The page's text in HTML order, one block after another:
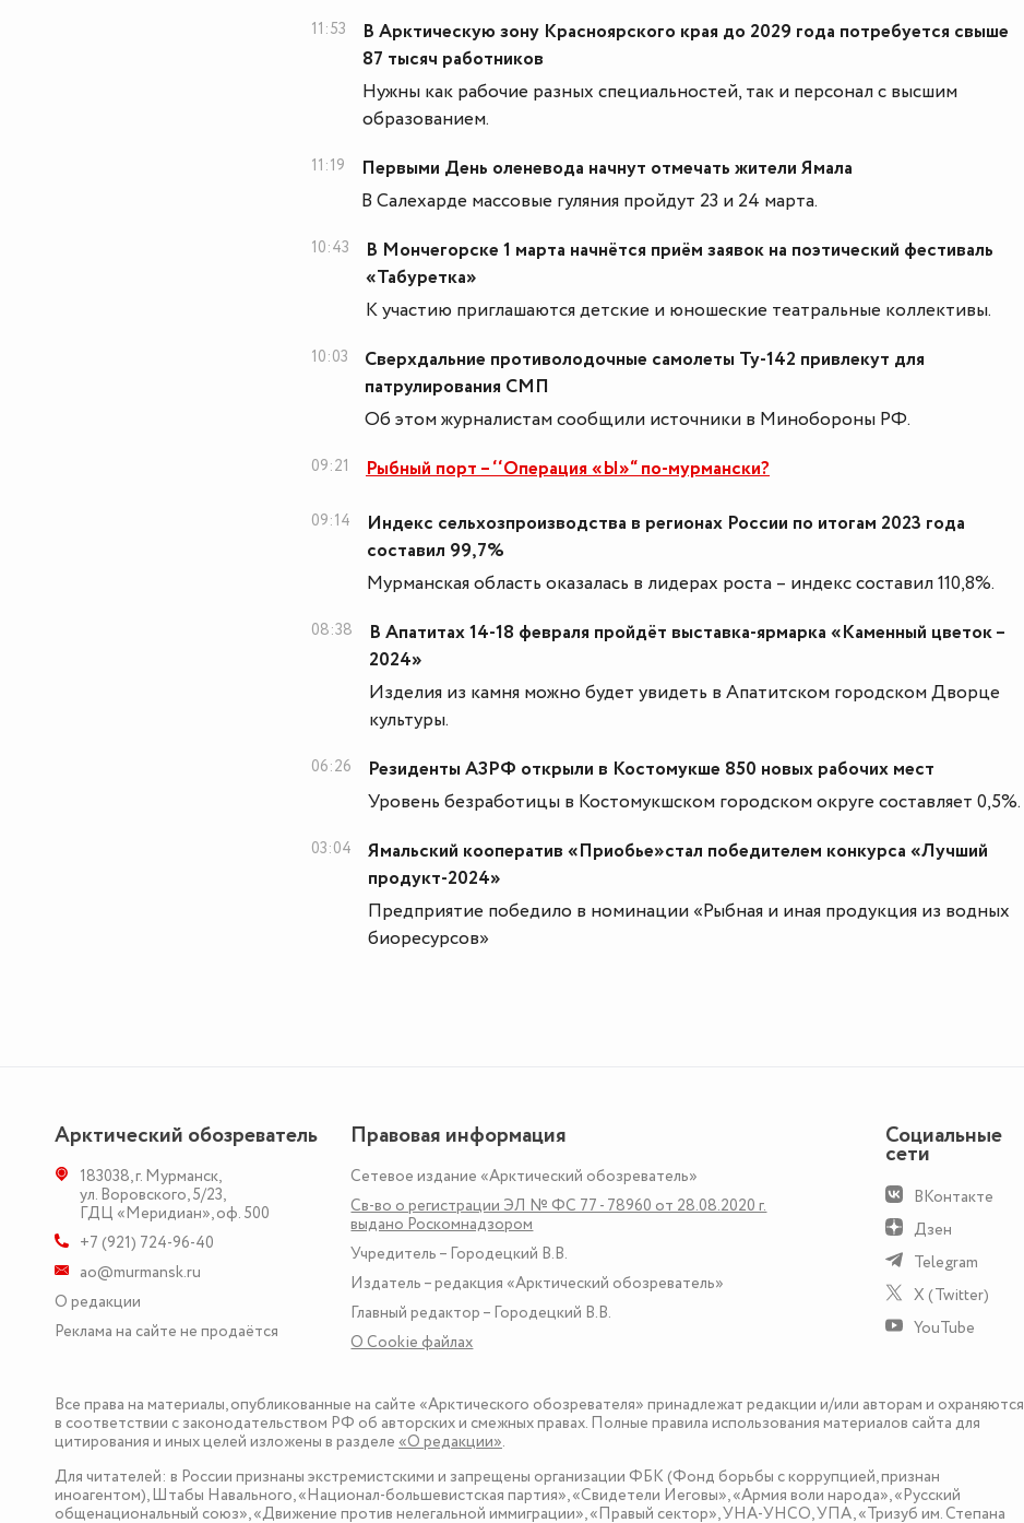
11:53
В Арктическую зону Красноярского края до 2029 года потребуется свыше
87 тысяч работников
Нужны как рабочие разных специальностей, так и персонал с высшим
образованием.
11:19
Первыми День оленевода начнут отмечать жители Ямала
В Салехарде массовые гуляния пройдут 23 и 24 марта.
10:43
В Мончегорске 1 марта начнëтся приём заявок на поэтический фестиваль
«Табуретка»
К участию приглашаются детские и юношеские театральные коллективы.
10:03
Сверхдальние противолодочные самолеты Ту-142 привлекут для
патрулирования СМП
Об этом журналистам сообщили источники в Минобороны РФ.
09:21 Рыбный порт – ‘‘Операция «Ы»“ по-мурмански?
09:14
Индекс сельхозпроизводства в регионах России по итогам 2023 года
составил 99,7%
Мурманская область оказалась в лидерах роста – индекс составил 110,8%.
08:38
В Апатитах 14-18 февраля пройдёт выставка-ярмарка «Каменный цветок –
2024»
Изделия из камня можно будет увидеть в Апатитском городском Дворце
культуры.
06:26
Резиденты АЗРФ открыли в Костомукше 850 новых рабочих мест
Уровень безработицы в Костомукшском городском округе составляет 0,5%.
03:04
Ямальский кооператив «Приобье»стал победителем конкурса «Лучший
продукт-2024»
Предприятие победило в номинации «Рыбная и иная продукция из водных
биоресурсов»
Арктический обозреватель
183038,г. Мурманск,
ул. Воровского, 5/23,
ГДЦ «Меридиан», оф. 500
+7 (921) 724-96-40
ao@murmansk.ru
О редакции
Реклама на сайте не продаётся
Правовая информация
Сетевое издание «Арктический обозреватель»
Св-во о регистрации ЭЛ № ФС 77 - 78960 от 28.08.2020 г.
выдано Роскомнадзором
Учредитель – Городецкий В.В.
Издатель – редакция «Арктический обозреватель»
Главный редактор – Городецкий В.В.
О Сookie файлах
Социальные
сети
ВКонтакте
Дзен
Telegram
X (Twitter)
YouTube
Все права на материалы, опубликованные на сайте «Арктического обозревателя» принадлежат редакции и/или авторам и охраняются
в соответствии с законодательством РФ об авторских и смежных правах. Полные правила использования материалов сайта для
цитирования и иных целей изложены в разделе«О редакции».
Для читателей: в России признаны экстремистскими и запрещены организации ФБК (Фонд борьбы с коррупцией, признан
иноагентом), Штабы Навального, «Национал-большевистская партия», «Свидетели Иеговы», «Армия воли народа», «Русский
общенациональный союз», «Движение против нелегальной иммиграции», «Правый сектор», УНА-УНСО, УПА, «Тризуб им. Степана